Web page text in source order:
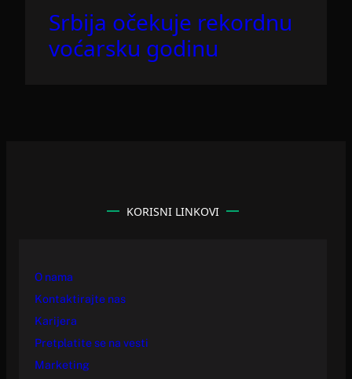
Srbija očekuje rekordnu
voćarsku godinu
KORISNI LINKOVI
O nama
Kontaktirajte nas
Karijera
Pretplatite se na vesti
Marketing